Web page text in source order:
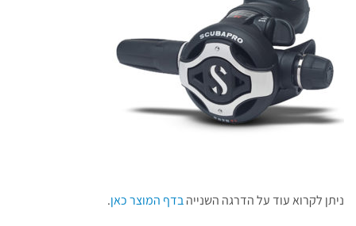
ניתן לקרוא עוד על הדרגה השנייהבדף המוצר כאן.